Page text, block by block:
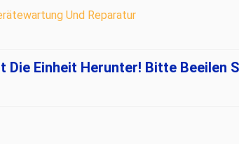
Und Reparatur
Die Einheit Herunter! Bitte Beeilen